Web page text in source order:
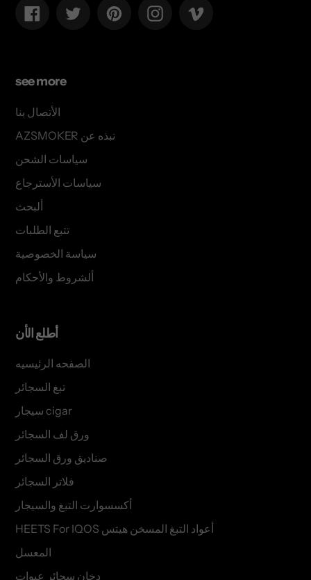
Facebook Twitter PinterestInstagram
see more
الأتصال بنا
AZSMOKER نبذه عن
سياسات الشحن
سياسات الأسترجاع
ألبحث
تتبع الطلبات
سياسة الخصوصية
ألشروط والأحكام
أطلع الأن
الصفحه الرئيسيه
تبغ السجائر
سيجار cigar
ورق لف السجائر
صناديق ورق السجائر
فلاتر السجائر
أكسسوارت التبغ والسيجار
HEETS For IQOS أعواد التبغ المسخن هيتس
المعسل
دخان سجائر عبوات